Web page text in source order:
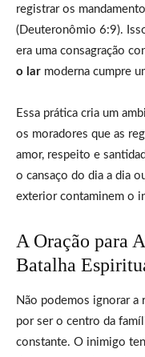
registrar os
(Deuteronômio 6:9).
era uma consagração
o lar moderna cumpre
Essa prática cria um
os moradores que as
amor, respeito e
o cansaço do dia a dia
exterior contaminem o
A Oração para
Batalha
Não podemos ignorar a
por ser o centro da
constante. O inimigo